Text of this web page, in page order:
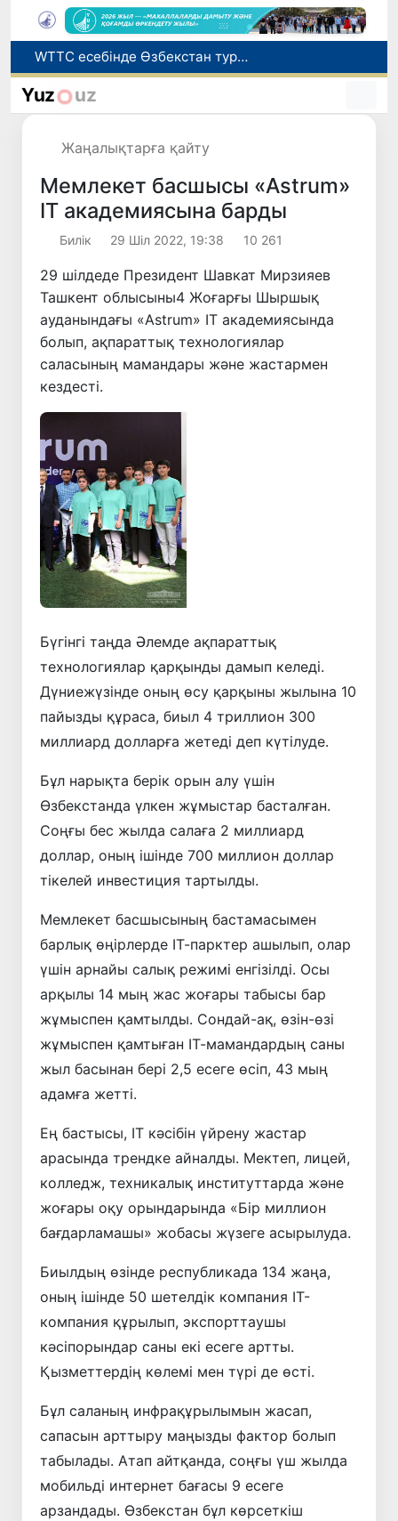
Мүмкіндігі шектеулі талапкерлерге қабылдау емтихандарында қосымша уақыт беріледі
Беларусьтен Өзбекстанға екінші тікелей жүк пойызы жөнелтілді
Yuz uz
Жаңалықтарға қайту
Мемлекет басшысы «Astrum»
IT академиясына барды
Билік 29 Шіл 2022, 19:38 10 261
29 шілдеде Президент Шавкат Мирзияев
Ташкент облысыны4 Жоғарғы Шыршық
ауданындағы «Astrum» IT академиясында
болып, ақпараттық технологиялар
саласының мамандары және жастармен
кездесті.
Алдыңғы
Бүгінгі таңда Әлемде ақпараттық
технологиялар қарқынды дамып келеді.
Дүниежүзінде оның өсу қарқыны жылына 10
пайызды құраса, биыл 4 триллион 300
миллиард долларға жетеді деп күтілуде.
Бұл нарықта берік орын алу үшін
Өзбекстанда үлкен жұмыстар басталған.
Соңғы бес жылда салаға 2 миллиард
доллар, оның ішінде 700 миллион доллар
тікелей инвестиция тартылды.
Мемлекет басшысының бастамасымен
барлық өңірлерде ІТ-парктер ашылып, олар
үшін арнайы салық режимі енгізілді. Осы
арқылы 14 мың жас жоғары табысы бар
жұмыспен қамтылды. Сондай-ақ, өзін-өзі
жұмыспен қамтыған ІТ-мамандардың саны
жыл басынан бері 2,5 есеге өсіп, 43 мың
адамға жетті.
Ең бастысы, IT кәсібін үйрену жастар
арасында трендке айналды. Мектеп, лицей,
колледж, техникалық институттарда және
жоғары оқу орындарында «Бір миллион
бағдарламашы» жобасы жүзеге асырылуда.
Биылдың өзінде республикада 134 жаңа,
оның ішінде 50 шетелдік компания IT-
компания құрылып, экспорттаушы
кәсіпорындар саны екі есеге артты.
Қызметтердің көлемі мен түрі де өсті.
Бұл саланың инфрақұрылымын жасап,
сапасын арттыру маңызды фактор болып
табылады. Атап айтқанда, соңғы үш жылда
мобильді интернет бағасы 9 есеге
арзандады. Өзбекстан бұл көрсеткіш